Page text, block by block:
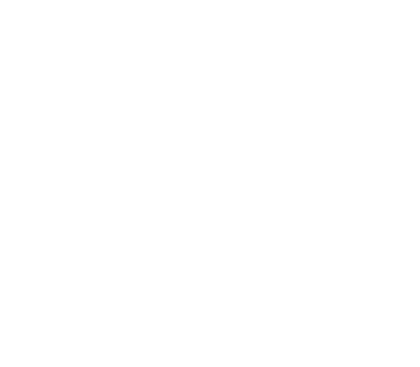
Mai 2023! Unsere Tauchguides berichten
im Dezember 2021! Unsere Tauchguides berichten
Sven Kahlbrock, James & Mac